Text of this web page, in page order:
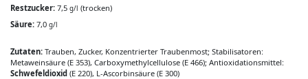
Restzucker: 7,5 g/l (trocken)
Säure: 7,0 g/l
Zutaten: Trauben, Zucker, Konzentrierter Traubenmost; Stabilisatoren:
Metaweinsäure (E 353), Carboxymethylcellulose (E 466); Antioxidationsmittel:
Schwefeldioxid (E 220), L-Ascorbinsäure (E 300)